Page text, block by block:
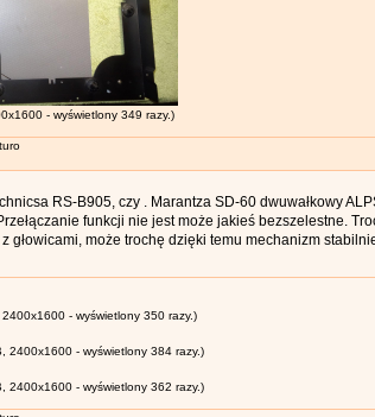
- wyświetlony 349 razy.)
RS-B905, czy . Marantza SD-60 dwuwałkowy
funkcji nie jest może jakieś bezszelestne.
głowicami, może trochę dzięki temu mechanizm